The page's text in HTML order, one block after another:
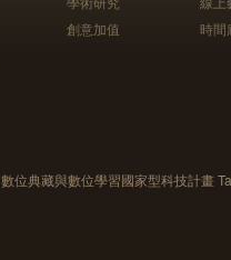
創意加值
時間
數位典藏與數位學習國家型科技計畫